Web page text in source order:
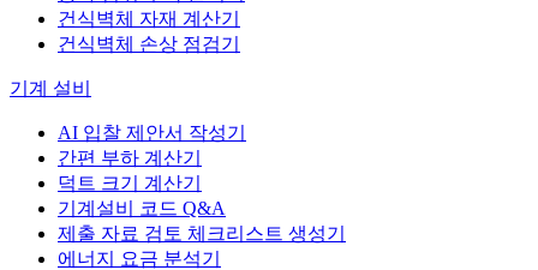
건식벽체 자재 계산기
건식벽체 손상 점검기
기계 설비
AI 입찰 제안서 작성기
간편 부하 계산기
덕트 크기 계산기
기계설비 코드 Q&A
제출 자료 검토 체크리스트 생성기
에너지 요금 분석기